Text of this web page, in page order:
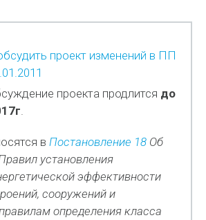
проект изменений в ПП
проекта продлится до
.
вПостановление 18 Об
установления
эффективности
сооружений и
определения класса